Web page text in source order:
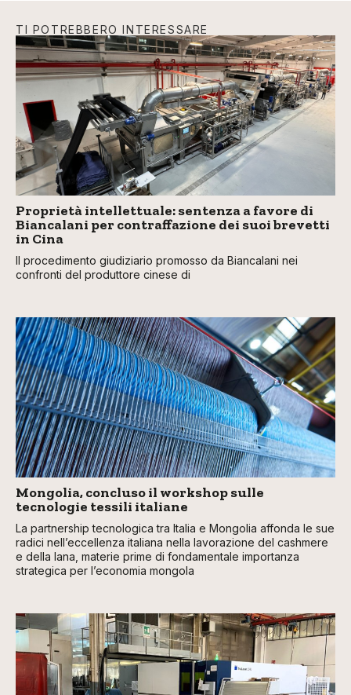
TI POTREBBERO INTERESSARE
Proprietà intellettuale: sentenza a favore di
Biancalani per contraffazione dei suoi brevetti
in Cina
Il procedimento giudiziario promosso da Biancalani nei
confronti del produttore cinese di
Mongolia, concluso il workshop sulle
tecnologie tessili italiane
La partnership tecnologica tra Italia e Mongolia affonda le sue
radici nell’eccellenza italiana nella lavorazione del cashmere
e della lana, materie prime di fondamentale importanza
strategica per l’economia mongola